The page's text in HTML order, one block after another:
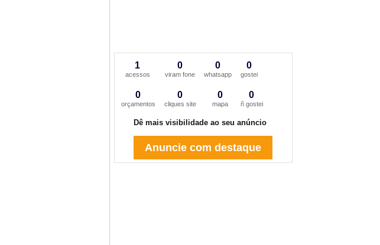
1
acessos
0
viram fone
0
whatsapp
0
gostei
0
orçamentos
0
cliques site
0
mapa
0
ñ gostei
Dê mais visibilidade ao seu anúncio
Anuncie com destaque